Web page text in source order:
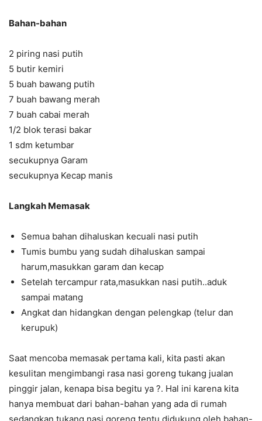
Bahan-bahan
2 piring nasi putih
5 butir kemiri
5 buah bawang putih
7 buah bawang merah
7 buah cabai merah
1/2 blok terasi bakar
1 sdm ketumbar
secukupnya Garam
secukupnya Kecap manis
Langkah Memasak
Semua bahan dihaluskan kecuali nasi putih
Tumis bumbu yang sudah dihaluskan sampai
harum,masukkan garam dan kecap
Setelah tercampur rata,masukkan nasi putih..aduk
sampai matang
Angkat dan hidangkan dengan pelengkap (telur dan
kerupuk)
Saat mencoba memasak pertama kali, kita pasti akan
kesulitan mengimbangi rasa nasi goreng tukang jualan
pinggir jalan, kenapa bisa begitu ya ?. Hal ini karena kita
hanya membuat dari bahan-bahan yang ada di rumah